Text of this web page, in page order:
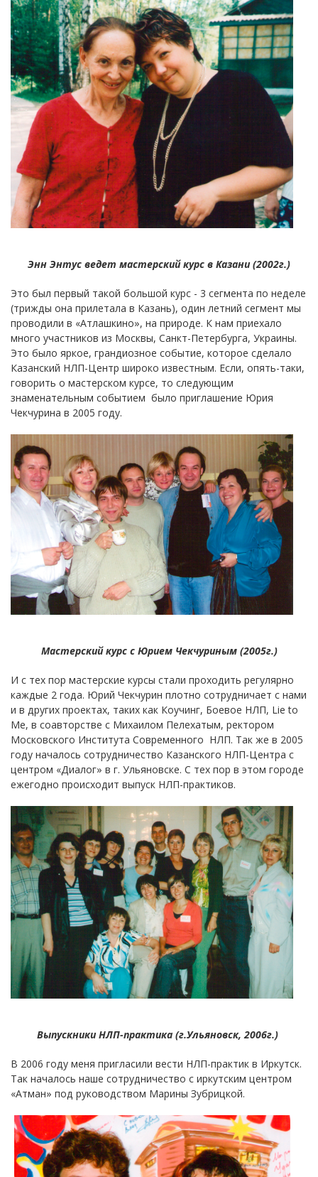
Энн Энтус ведет мастерский курс в Казани (2002г.)
Это был первый такой большой курс - 3 сегмента по неделе
(трижды она прилетала в Казань), один летний сегмент мы
проводили в «Атлашкино», на природе. К нам приехало
много участников из Москвы, Санкт-Петербурга, Украины.
Это было яркое, грандиозное событие, которое сделало
Казанский НЛП-Центр широко известным. Если, опять-таки,
говорить о мастерском курсе, то следующим
знаменательным событием было приглашение Юрия
Чекчурина в 2005 году.
Мастерский курс с Юрием Чекчуриным (2005г.)
И с тех пор мастерские курсы стали проходить регулярно
каждые 2 года. Юрий Чекчурин плотно сотрудничает с нами
и в других проектах, таких как Коучинг, Боевое НЛП, Lie to
Me, в соавторстве с Михаилом Пелехатым, ректором
Московского Института Современного НЛП. Так же в 2005
году началось сотрудничество Казанского НЛП-Центра с
центром «Диалог» в г. Ульяновске. С тех пор в этом городе
ежегодно происходит выпуск НЛП-практиков.
Выпускники НЛП-практика (г.Ульяновск, 2006г.)
В 2006 году меня пригласили вести НЛП-практик в Иркутск.
Так началось наше сотрудничество с иркутским центром
«Атман» под руководством Марины Зубрицкой.